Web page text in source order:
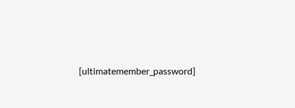
[ultimatemember_password]